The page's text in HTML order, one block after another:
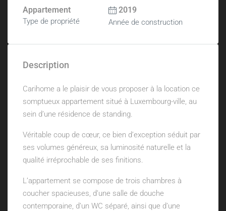
Appartement
Type de propriété
2019
Année de construction
Description
Carihome a le plaisir de vous proposer à la location ce
somptueux appartement situé à Luxembourg-ville, au
sein d’une résidence de standing.
Véritable coup de cœur, ce bien d’exception séduit par
ses volumes généreux, sa luminosité naturelle et la
qualité irréprochable de ses finitions.
L’appartement se compose de trois chambres à
coucher spacieuses, d’une salle de douche
contemporaine, d’un WC séparé, ainsi que d’une